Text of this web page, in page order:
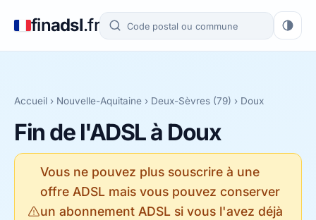
finadsl.fr
Accueil › Nouvelle-Aquitaine › Deux-Sèvres (79) › Doux
Fin de l'ADSL à Doux
Vous ne pouvez plus souscrire à une
offre ADSL mais vous pouvez conserver
un abonnement ADSL si vous l'avez déjà